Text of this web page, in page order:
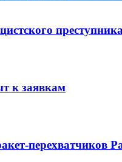
к заявкам
перехватчиков